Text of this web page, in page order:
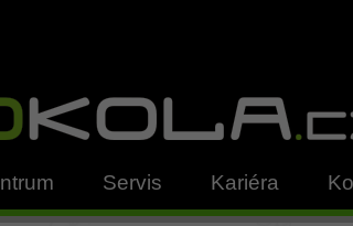
Servis Kariéra